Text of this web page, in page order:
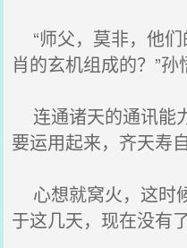
“师父，莫非，他
肖的玄机组成的？”孙
连通诸天的通讯能
要运用起来，齐天寿
心想就窝火，这时
于这几天，现在没有